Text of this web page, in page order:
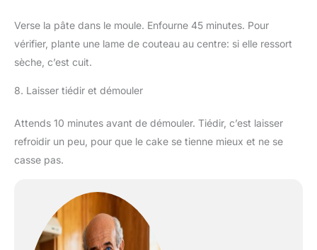
Verse la pâte dans le moule. Enfourne 45 minutes. Pour
vérifier, plante une lame de couteau au centre: si elle ressort
sèche, c’est cuit.
8. Laisser tiédir et démouler
Attends 10 minutes avant de démouler. Tiédir, c’est laisser
refroidir un peu, pour que le cake se tienne mieux et ne se
casse pas.